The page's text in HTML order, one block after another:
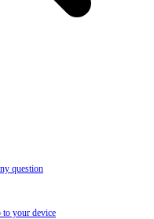
question
to your device